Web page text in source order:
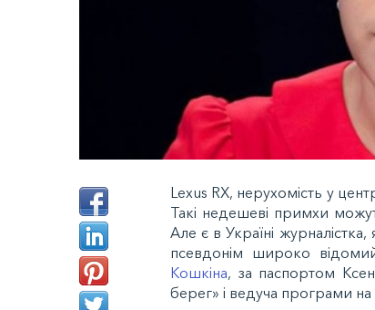
Lexus RX, нерухомість у
Такі недешеві примхи
Але є в Україні
псевдонім широко
Кошкіна, за паспортом
берег» і ведуча програми на